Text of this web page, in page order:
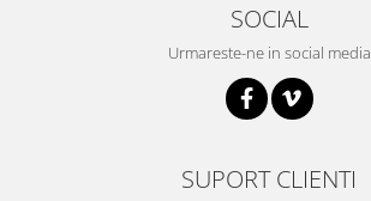
SOCIAL
Urmareste-ne in social media
SUPORT CLIENTI